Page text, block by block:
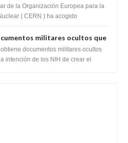
seres de luz durante una
de Hadrones
de la Organización Europea para la
( CERN ) ha acogido
militares ocultos que
de los NIH de crear el
utilizando la investigación de
obtiene documentos militares ocultos
intención de los NIH de crear el